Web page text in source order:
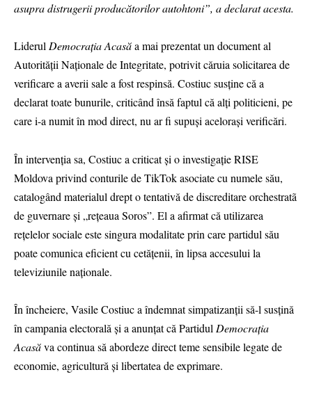
asupra distrugerii producătorilor autohtoni”, a declarat acesta.
LiderulDemocrația Acasăa mai prezentat un document al
Autorității Naționale de Integritate, potrivit căruia solicitarea de
verificare a averii sale a fost respinsă. Costiuc susține că a
declarat toate bunurile, criticând însă faptul că alți politicieni, pe
care i-a numit în mod direct, nu ar fi supuși acelorași verificări.
În intervenția sa, Costiuc a criticat și o investigație RISE
Moldova privind conturile de TikTok asociate cu numele său,
catalogând materialul drept o tentativă de discreditare orchestratã
de guvernare și „rețeaua Soros”. El a afirmat că utilizarea
rețelelor sociale este singura modalitate prin care partidul său
poate comunica eficient cu cetățenii, în lipsa accesului la
televiziunile naționale.
În încheiere, Vasile Costiuc a îndemnat simpatizanții să-l susțină
în campania electorală și a anunțat că Partidul Democrația
Acasăva continua să abordeze direct teme sensibile legate de
economie, agricultură și libertatea de exprimare.